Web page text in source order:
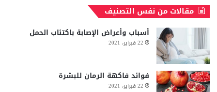
مقالات من نفس التصنيف
أسباب وأعراض الإصابة باكتئاب الحمل
22 فبراير، 2021
فوائد فاكهة الرمان للبشرة
22 فبراير، 2021